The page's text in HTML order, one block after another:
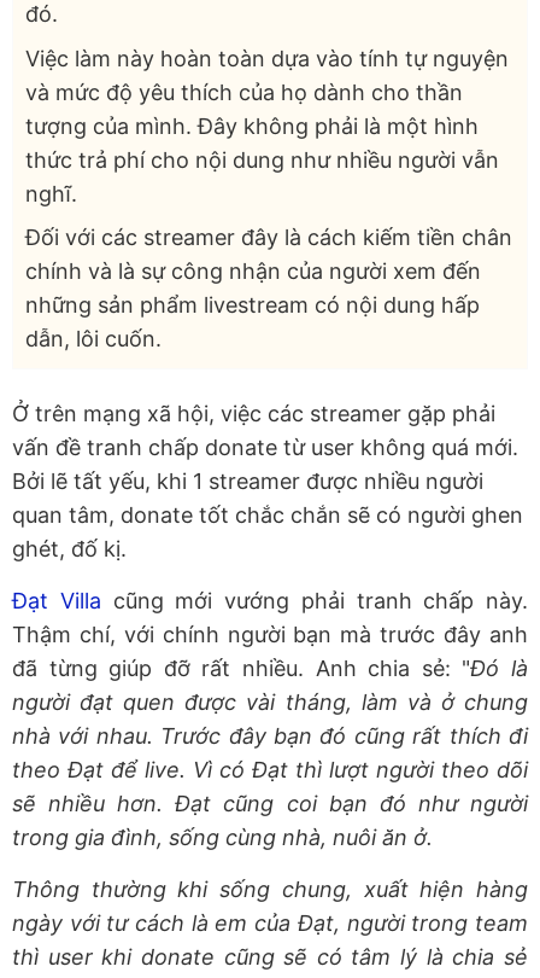
đó.
Việc làm này hoàn toàn dựa vào tính tự nguyện
và mức độ yêu thích của họ dành cho thần
tượng của mình. Đây không phải là một hình
thức trả phí cho nội dung như nhiều người vẫn
nghĩ.
Đối với các streamer đây là cách kiếm tiền chân
chính và là sự công nhận của người xem đến
những sản phẩm livestream có nội dung hấp
dẫn, lôi cuốn.
Ở trên mạng xã hội, việc các streamer gặp phải
vấn đề tranh chấp donate từ user không quá mới.
Bởi lẽ tất yếu, khi 1 streamer được nhiều người
quan tâm, donate tốt chắc chắn sẽ có người ghen
ghét, đố kị.
Đạt Villa cũng mới vướng phải tranh chấp này.
Thậm chí, với chính người bạn mà trước đây anh
đã từng giúp đỡ rất nhiều. Anh chia sẻ: "Đó là
người đạt quen được vài tháng, làm và ở chung
nhà với nhau. Trước đây bạn đó cũng rất thích đi
theo Đạt để live. Vì có Đạt thì lượt người theo dõi
sẽ nhiều hơn. Đạt cũng coi bạn đó như người
trong gia đình, sống cùng nhà, nuôi ăn ở.
Thông thường khi sống chung, xuất hiện hàng
ngày với tư cách là em của Đạt, người trong team
thì user khi donate cũng sẽ có tâm lý là chia sẻ